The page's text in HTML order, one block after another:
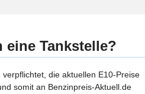
eine Tankstelle?
die aktuellen E10-Preise
somit an Benzinpreis-Aktuell.de